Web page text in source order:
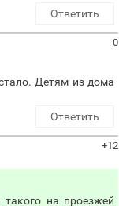
Ответить
0
Детям из дома
Ответить
+12
на проезжей